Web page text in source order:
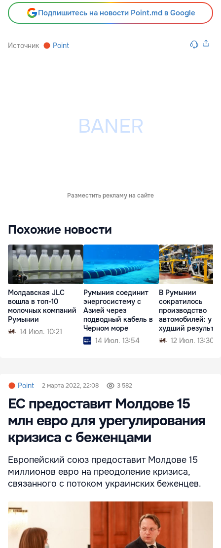
Подпишитесь на новости Point.md в Google
Источник Point
Разместить рекламу на сайте
Похожие новости
Молдавская JLC
вошла в топ-10
молочных компаний
Румынии
14 Июл. 10:21
Румыния соединит
энергосистему с
Азией через
подводный кабель в
Черном море
14 Июл. 13:54
В Румынии
сократилось
производство
автомобилей: у
худший результат
12 Июл. 13:30
Point 2 марта 2022, 22:08 3 582
ЕС предоставит Молдове 15
млн евро для урегулирования
кризиса с беженцами
Европейский союз предоставит Молдове 15
миллионов евро на преодоление кризиса,
связанного с потоком украинских беженцев.